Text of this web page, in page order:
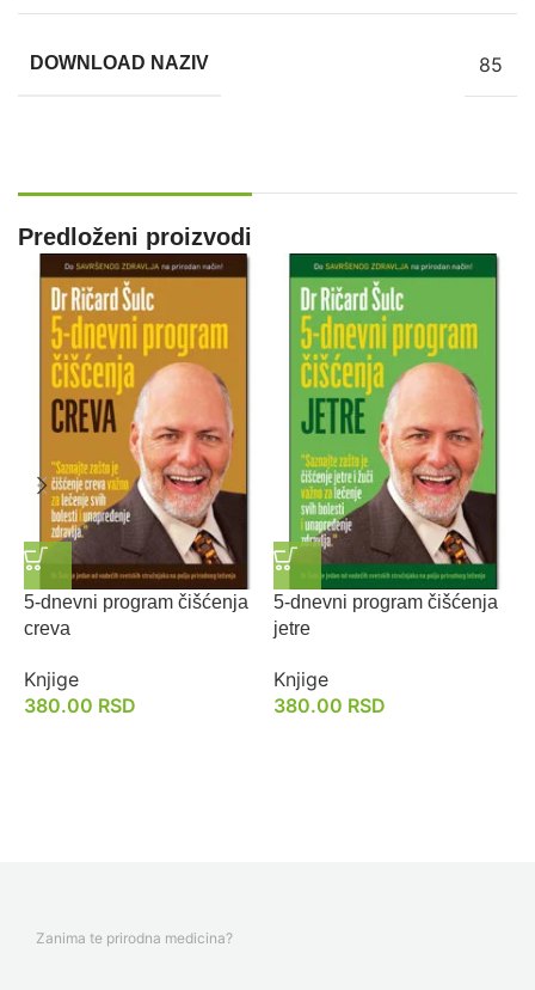
DOWNLOAD NAZIV 85
Predloženi proizvodi
5-dnevni program čišćenja
creva
Knjige
380.00 RSD
5-dnevni program čišćenja
jetre
Knjige
380.00 RSD
Zanima te prirodna medicina?